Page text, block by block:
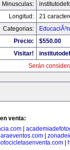
Minusculas:
Longitud:
21
Categorias:
EducaciÃ³n
Precio:
$550.00
Visitar!
Serán
venta:
|